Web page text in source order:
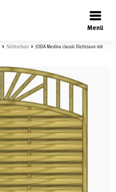
Menü
×
Sichtschutz
JODA Medina classic Dichtzaun mit